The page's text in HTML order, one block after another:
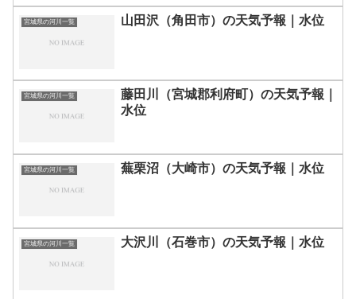
宮城県の河川一覧 山田沢（角田市）の天気予報｜水位
宮城県の河川一覧
藤田川（宮城郡利府町）の天気予報｜
水位
宮城県の河川一覧 蕪栗沼（大崎市）の天気予報｜水位
宮城県の河川一覧 大沢川（石巻市）の天気予報｜水位